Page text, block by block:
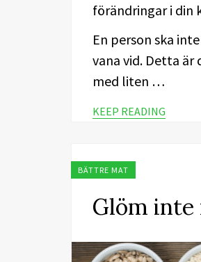
förändringar i din
En person ska
vana vid. Detta är
med liten …
KEEP READING
BÄTTRE MAT
Glöm inte